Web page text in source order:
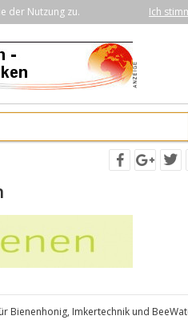
der Nutzung zu. Ich
Bienenhonig, Imkertechnik und